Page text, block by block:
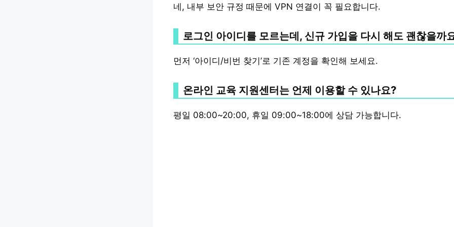
네, 내부 보안 규정 때문에 VPN 연결이 꼭 필요합니다.
로그인 아이디를 모르는데, 신규 가입을 다시 해도 괜찮을까
먼저 ‘아이디/비번 찾기’로 기존 계정을 확인해 보세요.
온라인 교육 지원센터는 언제 이용할 수 있나요?
평일 08:00~20:00, 휴일 09:00~18:00에 상담 가능합니다.